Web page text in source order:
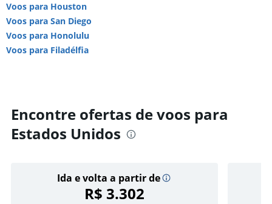
Voos para Houston
Voos para San Diego
Voos para Honolulu
Voos para Filadélfia
Encontre ofertas de voos para
Estados Unidos
Ida e volta a partir de
R$ 3.302